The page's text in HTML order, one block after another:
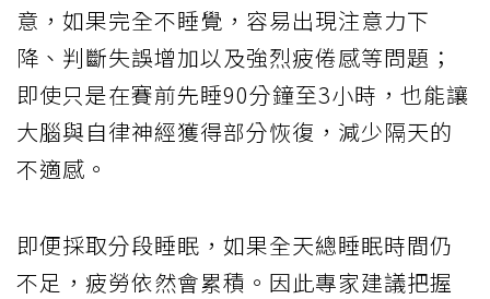
意，如果完全不睡覺，容易出現注意力下
降、判斷失誤增加以及強烈疲倦感等問題；
即使只是在賽前先睡90分鐘至3小時，也能讓
大腦與自律神經獲得部分恢復，減少隔天的
不適感。
即便採取分段睡眠，如果全天總睡眠時間仍
不足，疲勞依然會累積。因此專家建議把握